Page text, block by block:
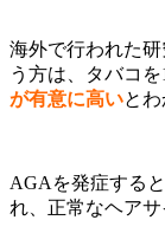
海外で行われた
う方は、タバコ
が有意に高いとわ
AGAを発症する
れ、正常なヘアサ